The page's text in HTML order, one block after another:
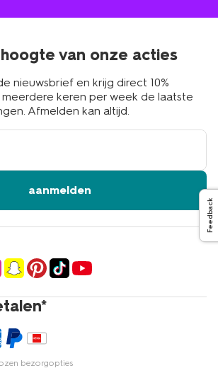
bezorgopties
van onze acties
nieuwsbrief en krijg direct 10%
keren per week de laatste
Afmelden kan altijd.
aanmelden
Feedback